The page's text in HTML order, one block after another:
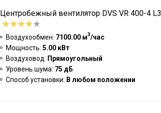
Центробежный вентилятор DVS VR 400-4 L3
Воздухообмен: 7100.00 м3/час
Мощность: 5.00 кВт
Воздуховод: Прямоугольный
Уровень шума: 75 дБ
Способ установки: В любом положении